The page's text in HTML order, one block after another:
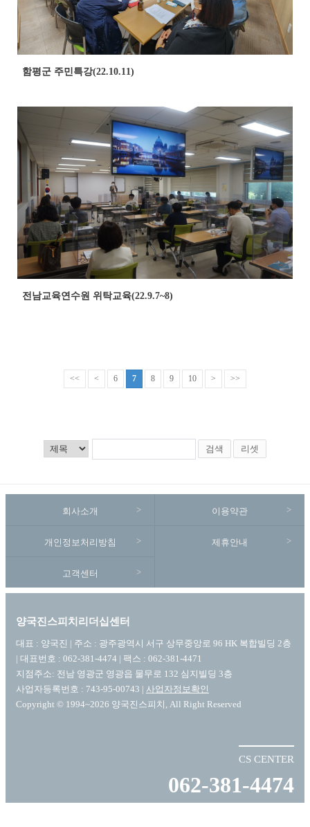
함평군 주민특강(22.10.11)
전남교육연수원 위탁교육(22.9.7~8)
<< < 6 7 8 9 10 > >>
검색 리셋
회사소개 이용약관
개인정보처리방침 제휴안내
고객센터
양국진스피치리더십센터
대표 : 양국진 | 주소 : 광주광역시 서구 상무중앙로 96 HK 복합빌딩 2층
| 대표번호 : 062-381-4474 | 팩스 : 062-381-4471
지점주소: 전남 영광군 영광읍 물무로 132 심지빌딩 3층
사업자등록번호 : 743-95-00743 | 사업자정보확인
Copyright © 1994~2026 양국진스피치, All Right Reserved
CS CENTER
062-381-4474